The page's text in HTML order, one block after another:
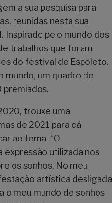
a sua pesquisa para
reunidas nesta sua
Inspirado pelo mundo dos
trabalhos que foram
do festival de Espoleto.
mundo, um quadro de
premiados.
trouxe uma
de 2021 para cá
ao tema. “O
expressão utilizada nos
os sonhos. No meu
artística desligada
o meu mundo de sonhos